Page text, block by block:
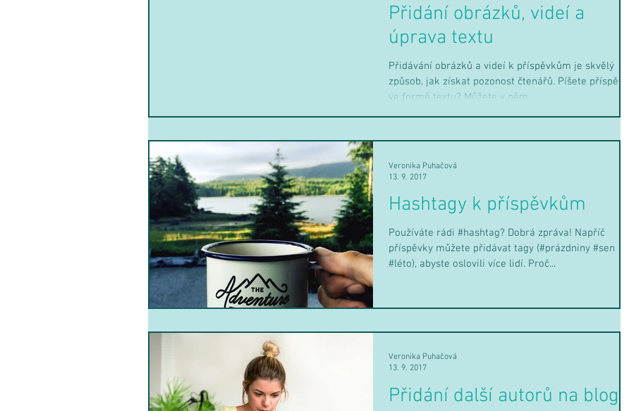
Přidání obrázků, videí a
úprava textu
Přidávání obrázků a videí k příspěvkům je skvělý
způsob, jak získat pozonost čtenářů. Píšete příspěvek
ve formě textu? Můžete v něm...
Hashtagy k příspěvkům
Používáte rádi #hashtag? Dobrá zpráva! Napříč
příspěvky můžete přidávat tagy (#prázdniny #sen
#léto), abyste oslovili více lidí. Proč...
Veronika Puhačová
13. 9. 2017
Přidání další autorů na blogu
Veronika Puhačová
13. 9. 2017